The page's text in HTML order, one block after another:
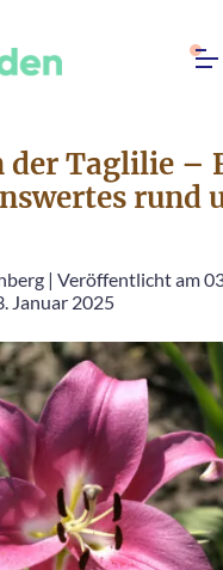
der Taglilie –
rund
| Veröffentlicht am
Januar 2025